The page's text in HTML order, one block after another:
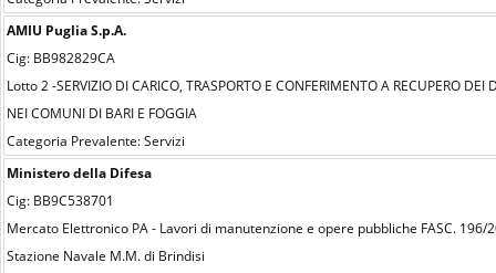
AMIU Puglia S.p.A.
Cig: BB982829CA
Lotto 2 -SERVIZIO DI CARICO, TRASPORTO E CONFERIMENTO A RECUPERO
NEI COMUNI DI BARI E FOGGIA
Categoria Prevalente: Servizi
Ministero della Difesa
Cig: BB9C538701
Mercato Elettronico PA - Lavori di manutenzione e opere pubbliche FASC.
Stazione Navale M.M. di Brindisi